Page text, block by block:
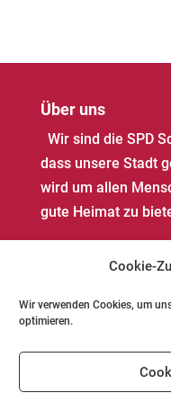
Cookie-
Wir verwenden Cookies, um
optimieren.
Über uns
Wir sind die SPD
dass unsere Stadt
wird um allen
gute Heimat zu